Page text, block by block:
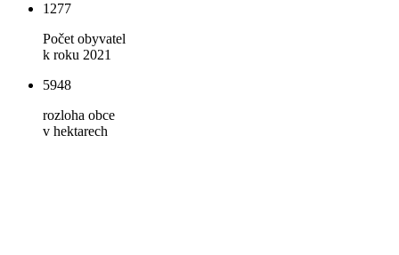
1277
Počet obyvatel
k roku 2021
5948
rozloha obce
v hektarech